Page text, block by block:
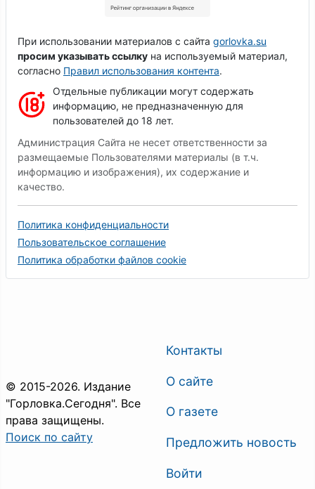
При использовании материалов с сайта gorlovka.su
просим указывать ссылку на используемый материал,
согласно Правил использования контента.
Отдельные публикации могут содержать
информацию, не предназначенную для
пользователей до 18 лет.
Администрация Сайта не несет ответственности за
размещаемые Пользователями материалы (в т.ч.
информацию и изображения), их содержание и
качество.
Политика конфиденциальности
Пользовательское соглашение
Политика обработки файлов cookie
© 2015-2026. Издание
"Горловка.Сегодня". Все
права защищены.
Поиск по сайту
Контакты
О сайте
О газете
Предложить новость
Войти